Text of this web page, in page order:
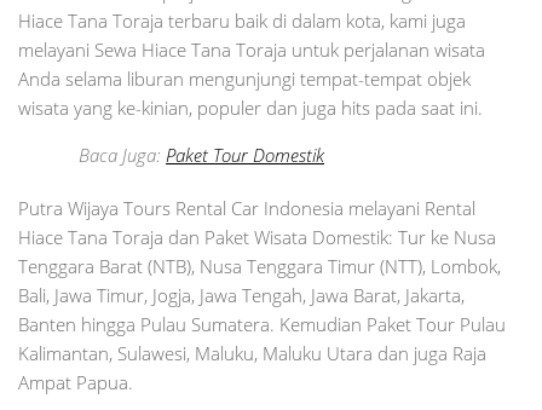
Hiace Tana Toraja terbaru baik di dalam kota, kami juga
melayani Sewa Hiace Tana Toraja untuk perjalanan wisata
Anda selama liburan mengunjungi tempat-tempat objek
wisata yang ke-kinian, populer dan juga hits pada saat ini.
Baca Juga: Paket Tour Domestik
Putra Wijaya Tours Rental Car Indonesia melayani Rental
Hiace Tana Toraja dan Paket Wisata Domestik: Tur ke Nusa
Tenggara Barat (NTB), Nusa Tenggara Timur (NTT), Lombok,
Bali, Jawa Timur, Jogja, Jawa Tengah, Jawa Barat, Jakarta,
Banten hingga Pulau Sumatera. Kemudian Paket Tour Pulau
Kalimantan, Sulawesi, Maluku, Maluku Utara dan juga Raja
Ampat Papua.